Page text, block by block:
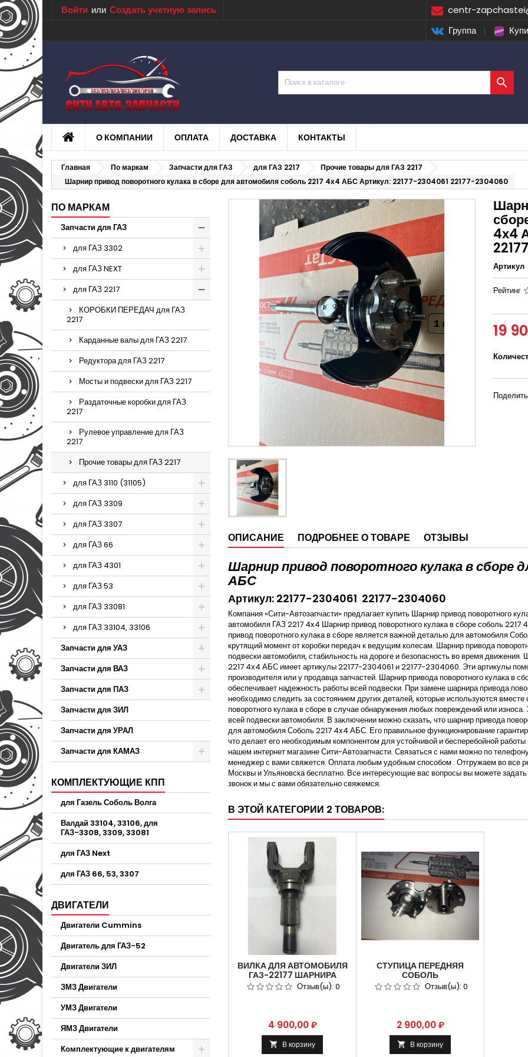
centr-
Войти или Создать учетную запись
Группа
|

О КОМПАНИИ ОПЛАТА ДОСТАВКА КОНТАКТЫ
Главная По маркам Запчасти для ГАЗ для ГАЗ 2217
Прочие товары для ГАЗ 2217
Шарнир привод поворотного кулака в сборе для автомобиля соболь 2217 4х4 АБС Артикул: 22177-2304061 22177-2304060
ПО МАРКАМ
Запчасти для ГАЗ
для ГАЗ 3302
для ГАЗ NEXT
для ГАЗ 2217
КОРОБКИ ПЕРЕДАЧ для ГАЗ
2217
Карданные валы для ГАЗ 2217
Редуктора для ГАЗ 2217
Мосты и подвески для ГАЗ 2217
Раздаточные коробки для ГАЗ
2217
Рулевое управление для ГАЗ
2217
Прочие товары для ГАЗ 2217
для ГАЗ 3110 (31105)
для ГАЗ 3309
для ГАЗ 3307
для ГАЗ 66
для ГАЗ 4301
для ГАЗ 53
для ГАЗ 33081
для ГАЗ 33104, 33106
Запчасти для УАЗ
Запчасти для ВАЗ
Запчасти для ПАЗ
Запчасти для ЗИЛ
Запчасти для УРАЛ
Запчасти для КАМАЗ
КОМПЛЕКТУЮЩИЕ КПП
для Газель Соболь Волга
Валдай 33104, 33106, для
ГАЗ-3308, 3309, 33081
для ГАЗ Next
для ГАЗ 66, 53, 3307
ДВИГАТЕЛИ
Двигатели Cummins
Двигатель для ГАЗ-52
Двигатели ЗИЛ
ЗМЗ Двигатели
УМЗ Двигатели
ЯМЗ Двигатели
Комплектующие к двигателям
4х4
Артикул
Рейтинг
19
ОПИСАНИЕ ПОДРОБНЕЕ О ТОВАРЕ ОТЗЫВЫ
Шарнир привод поворотного кулака в сборе
АБС
Артикул: 22177-2304061 22177-2304060
Компания «Сити-Автозапчасти» предлагает купить Шарнир привод поворотного
автомобиля ГАЗ 2217 4х4 Шарнир привод поворотного кулака в сборе соболь
привод поворотного кулака в сборе является важной деталью для автомобиля
крутящий момент от коробки передач к ведущим колесам. Шарнир привода
подвески автомобиля, стабильность на дороге и безопасность во время
2217 4х4 АБС имеет артикулы 22177-2304061 и 22177-2304060. Эти артикулы
производителя или у продавца запчастей. Шарнир привода поворотного кулака в
обеспечивает надежность работы всей подвески. При замене шарнира привода
необходимо следить за состоянием других деталей, которые используются
поворотного кулака в сборе в случае обнаружения любых повреждений или
всей подвески автомобиля. В заключении можно сказать, что шарнир привода
для автомобиля Соболь 2217 4х4 АБС. Его правильное функционирование
что делает его необходимым компонентом для устойчивой и бесперебойной
нашем интернет магазине Сити-Автозапчасти. Связаться с нами можно по
менеджер с вами свяжется. Оплата любым удобным способом . Отгружаем во все
Москвы и Ульяновска бесплатно. Все интересующие вас вопросы вы можете
звонок и мы с вами обязательно свяжемся.
В ЭТОЙ КАТЕГОРИИ 2 ТОВАРОВ:
ВИЛКА ДЛЯ АВТОМОБИЛЯ
ГАЗ-22177 ШАРНИРА
КУЛАКА ПОВОРОТНОГО
НАРУЖНАЯ (4Х4)
Отзыв(ы): 0
Цена
4 900,00 ₽
 В корзину
СТУПИЦА ПЕРЕДНЯЯ
СОБОЛЬ
ПОЛНОПРИВОДНЫЕ С
БОЛТАМИ АРТИКУЛ: 23107-
Отзыв(ы): 0
Цена
2 900,00 ₽
 В корзину